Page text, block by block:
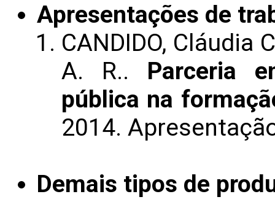
Apresentações de
CANDIDO, Cláudia
A. R.. Parceria
pública na
2014.
Demais tipos de